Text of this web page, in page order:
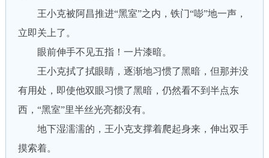
王小克被阿昌推进“黑室”之内，铁门“嘭”地一声，
立即关上了。
眼前伸手不见五指！一片漆暗。
王小克拭了拭眼睛，逐渐地习惯了黑暗，但那并没
有用处，即使他双眼习惯了黑暗，仍然看不到半点东
西，“黑室”里半丝光亮都没有。
地下湿濡濡的，王小克支撑着爬起身来，伸出双手
摸索着。